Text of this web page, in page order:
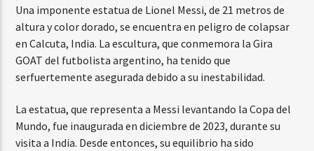
Una imponente estatua de Lionel Messi, de 21 metros de
altura y color dorado, se encuentra en peligro de colapsar
en Calcuta, India. La escultura, que conmemora la Gira
GOAT del futbolista argentino, ha tenido que
serfuertemente asegurada debido a su inestabilidad.
La estatua, que representa a Messi levantando la Copa del
Mundo, fue inaugurada en diciembre de 2023, durante su
visita a India. Desde entonces, su equilibrio ha sido